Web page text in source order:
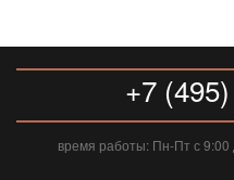
+7
время работы: Пн-Пт с